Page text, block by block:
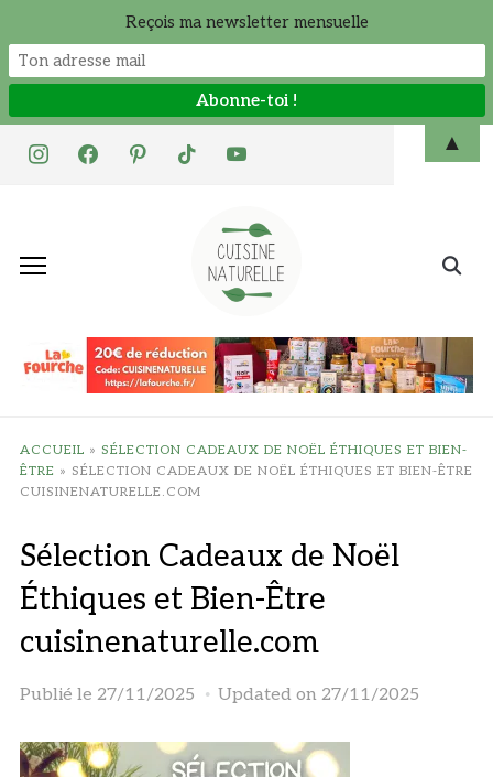
instagramfacebookpinteresttiktok youtube
Search
ACCUEIL » SÉLECTION CADEAUX DE NOËL ÉTHIQUES ET BIEN-
ÊTRE » SÉLECTION CADEAUX DE NOËL ÉTHIQUES ET BIEN-ÊTRE
CUISINENATURELLE.COM
Sélection Cadeaux de Noël
Éthiques et Bien-Être
cuisinenaturelle.com
Publié le 27/11/2025 Updated on 27/11/2025
Reçois ma newsletter mensuelle
▲